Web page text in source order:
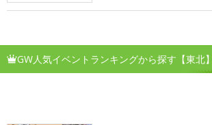
GW人気イベントランキングから探す【東北】